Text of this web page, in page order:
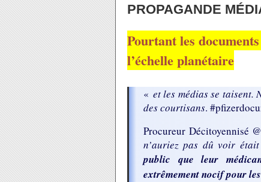
PROPAGANDE
Pourtantles
l’échelle planétaire
« et les médias se taisent.
des courtisans.
Procureur Décitoyennisé
n’auriez pas dû voir
public que leur
extrêmement nocif pour